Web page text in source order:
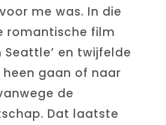
me was. In die
romantische film
Seattle’ en twijfelde
gaan of naar
de
Dat laatste